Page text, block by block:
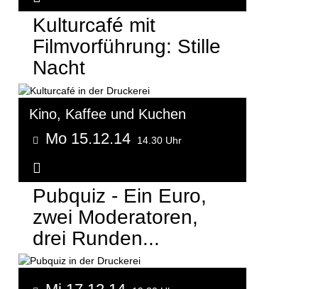
Kulturcafé mit
Filmvorführung: Stille
Nacht
Kino, Kaffee und Kuchen
Mo 15.12.14 14.30 Uhr
Pubquiz - Ein Euro,
zwei Moderatoren,
drei Runden...